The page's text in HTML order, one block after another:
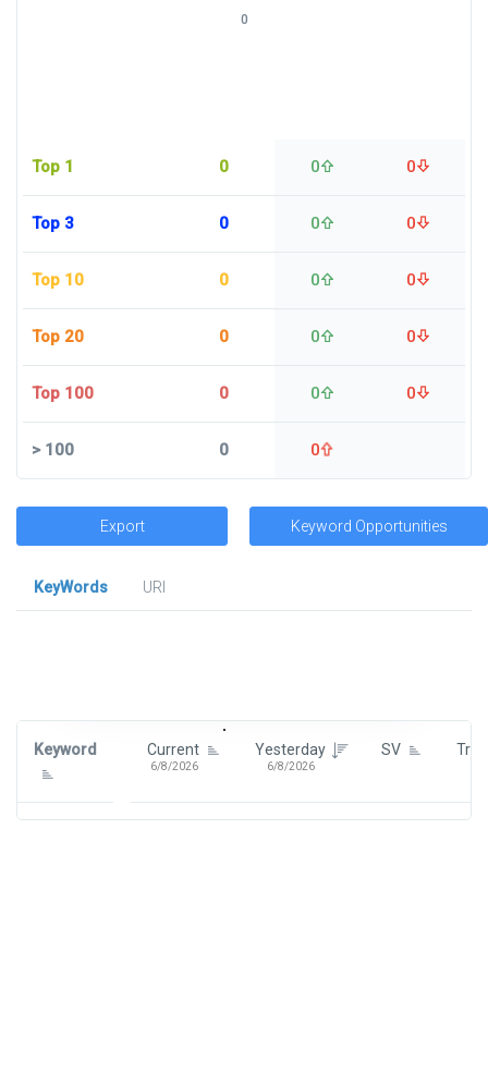
Top 1 0 0 0
Top 3 0 0 0
Top 10 0 0 0
Top 20 0 0 0
Top 100 0 0 0
>100 0 0
0
Export Keyword Opportunities
KeyWords
URl
Keyword Current
6/8/2026
Yesterday
6/8/2026
SV